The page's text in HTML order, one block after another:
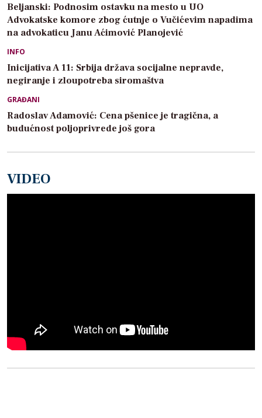
Beljanski: Podnosim ostavku na mesto u UO
Advokatske komore zbog ćutnje o Vučićevim napadima
na advokaticu Janu Aćimović Planojević
INFO
Inicijativa A 11: Srbija država socijalne nepravde,
negiranje i zloupotreba siromaštva
GRAĐANI
Radoslav Adamović: Cena pšenice je tragična, a
budućnost poljoprivrede još gora
VIDEO